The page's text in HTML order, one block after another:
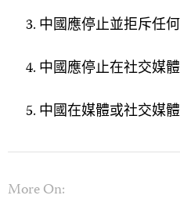
中國應停止並拒斥任
中國應停止在社交媒
中國在媒體或社交媒
More On: